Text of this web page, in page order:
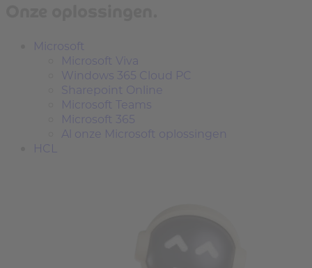
Microsoft
Microsoft Viva
Windows 365 Cloud PC
Sharepoint Online
Microsoft Teams
Microsoft 365
Al onze Microsoft oplossingen
HCL